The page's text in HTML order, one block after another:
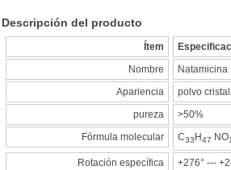
Descripción del producto
Ítem
Nombre
Natamicina
Apariencia
polvo
pureza
>50%
Fórmula molecular
C33 H47 NO
Rotación específica
+276° ---